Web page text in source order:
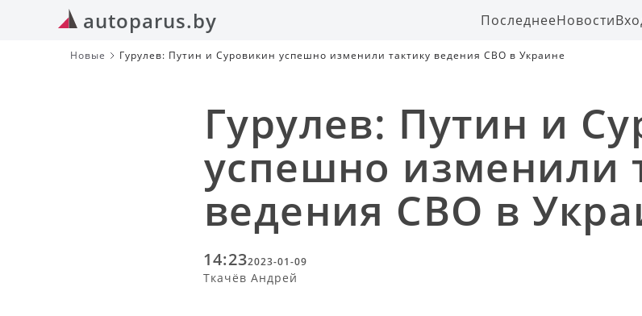
autoparus.by ПоследнееНовости
Новые Гурулев: Путин и Суровикин успешно изменили тактику ведения СВО в Украине
Гурулев: Путин и
успешно изменили
ведения СВО в
14:232023-01-09
Ткачёв Андрей